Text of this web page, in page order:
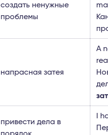
создать ненужные
проблемы
напрасная затея
A
привести дела в
порядок
I